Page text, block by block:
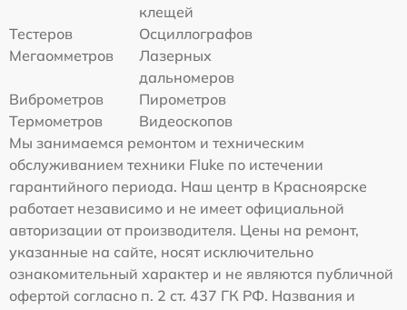
клещей
Тестеров
Осциллографов
Мегаомметров
Лазерных
дальномеров
Виброметров
Пирометров
Термометров
Видеоскопов
Мы занимаемся ремонтом и техническим
обслуживанием техники Fluke по истечении
гарантийного периода. Наш центр в Красноярске
работает независимо и не имеет официальной
авторизации от производителя. Цены на ремонт,
указанные на сайте, носят исключительно
ознакомительный характер и не являются публичной
офертой согласно п. 2 ст. 437 ГК РФ. Названия и